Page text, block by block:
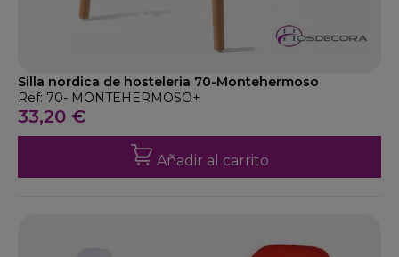
Silla nordica de hosteleria 70-Montehermoso
Ref: 70- MONTEHERMOSO+
33,20 €
Añadir al carrito